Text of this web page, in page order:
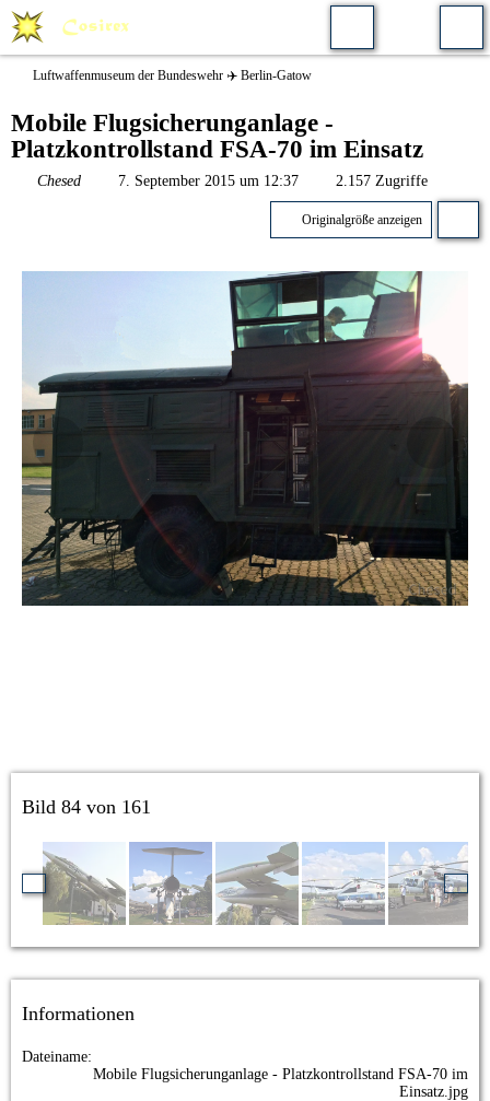
Luftwaffenmuseum der Bundeswehr ✈️ Berlin-Gatow
Mobile Flugsicherunganlage -
Platzkontrollstand FSA-70 im Einsatz
Chesed 7. September 2015 um 12:37 2.157 Zugriffe
Originalgröße anzeigen
Bild 84 von 161
Informationen
Dateiname
Mobile Flugsicherunganlage - Platzkontrollstand FSA-70 im
Einsatz.jpg